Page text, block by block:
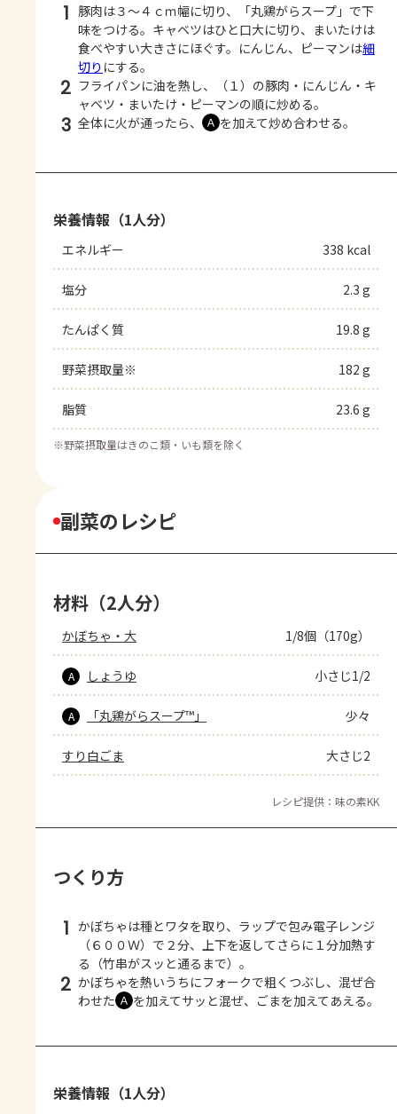
1 豚肉は３～４ｃｍ幅に切り、「丸鶏がらスープ」で下
味をつける。キャベツはひと口大に切り、まいたけは
食べやすい大きさにほぐす。にんじん、ピーマンは細
切り にする。
2 フライパンに油を熱し、（１）の豚肉・にんじん・キ
ャベツ・まいたけ・ピーマンの順に炒める。
3 全体に火が通ったら、 Ａ を加えて炒め合わせる。
栄養情報（1人分）
エネルギー 338 kcal
塩分 2.3 g
たんぱく質 19.8 g
野菜摂取量※ 182 g
脂質 23.6 g
※野菜摂取量はきのこ類・いも類を除く
副菜のレシピ
材料（2人分）
かぼちゃ・大 1/8個（170g）
A しょうゆ 小さじ1/2
A 「丸鶏がらスープ™」 少々
すり白ごま 大さじ2
レシピ提供：味の素KK
つくり方
1 かぼちゃは種とワタを取り、ラップで包み電子レンジ
（６００Ｗ）で２分、上下を返してさらに１分加熱す
る（竹串がスッと通るまで）。
2 かぼちゃを熱いうちにフォークで粗くつぶし、混ぜ合
わせた Ａ を加えてサッと混ぜ、ごまを加えてあえる。
栄養情報（1人分）